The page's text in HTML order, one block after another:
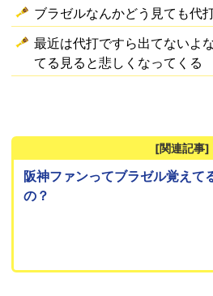
ブラゼルなんかどう見ても代
最近は代打ですら出てないよ
てる見ると悲しくなってくる
[関連記事]
阪神ファンってブラゼル覚えて
の？